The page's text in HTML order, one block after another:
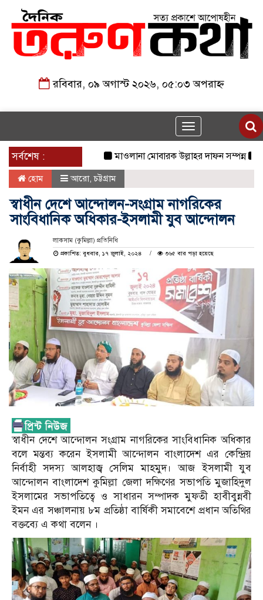
রবিবার, ০৯ অগাস্ট ২০২৬, ০৫:০৩ অপরাহ্ন
Toggle
navigation
সর্বশেষ :
মাওলানা মোবারক উল্লাহর দাফন সম্পন্ন ২৩তম
হোম আরো,চট্টগ্রাম
স্বাধীন দেশে আন্দোলন-সংগ্রাম নাগ‌রি‌কের
সাংবিধানিক অ‌ধিকার-ইসলামী যুব আন্দোলন
লাকসাম (কুমিল্লা) প্রতিনিধি
প্রকাশিত: বুধবার, ১৭ জুলাই, ২০২৪
৩৬৫ বার পড়া হয়েছে
স্বাধীন দে‌শে আ‌ন্দোলন সংগ্রাম নাগ‌রি‌কের সাংবিধানিক অ‌ধিকার
বলে মন্তব্য করেন ইসলামী আ‌ন্দোলন বাংলা‌দেশ এর কে‌ন্দ্রিয়
নির্বাহী সদস্য আলহাজ্ব সে‌লিম মাহমুদ। আজ ইসলামী যুব
আ‌ন্দোলন বাংলা‌দেশ কু‌মিল্লা জেলা দ‌ক্ষি‌ণের সভাপতি মুজা‌হিদুল
ইসলা‌মের সভাপ‌তি‌ত্বে ও সাধারন সম্পাদক মুফতী হাবীবুন্নবী
ইমন এর সঞ্চালনায় ৮ম প্র‌তিষ্ঠা বা‌র্ষিকী সমাবে‌শে প্রধান অ‌তি‌থির
বক্ত‌ব্যে এ কথা ব‌লেন ।